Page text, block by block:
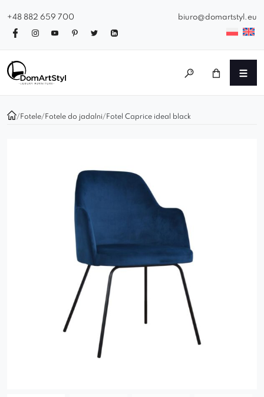
+48 882 659 700 biuro@domartstyl.eu
/ Fotele/ Fotele do jadalni/ Fotel Caprice ideal black